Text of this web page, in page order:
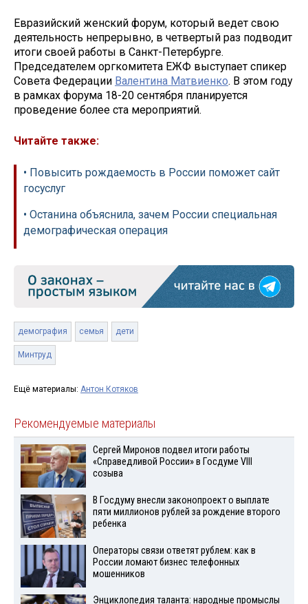
Евразийский женский форум, который ведет свою
деятельность непрерывно, в четвертый раз подводит
итоги своей работы в Санкт-Петербурге.
Председателем оргкомитета ЕЖФ выступает спикер
Совета Федерации Валентина Матвиенко. В этом году
в рамках форума 18-20 сентября планируется
проведение более ста мероприятий.
Читайте также:
• Повысить рождаемость в России поможет сайт
госуслуг
• Останина объяснила, зачем России специальная
демографическая операция
демография семья дети
Минтруд
Ещё материалы: Антон Котяков
Рекомендуемые материалы
Сергей Миронов подвел итоги работы
«Справедливой России» в Госдуме VIII
созыва
В Госдуму внесли законопроект о выплате
пяти миллионов рублей за рождение второго
ребенка
Операторы связи ответят рублем: как в
России ломают бизнес телефонных
мошенников
Энциклопедия таланта: народные промыслы